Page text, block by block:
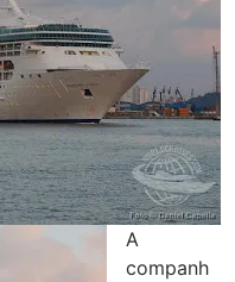
A
companh